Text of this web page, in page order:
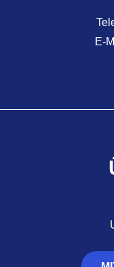
E-